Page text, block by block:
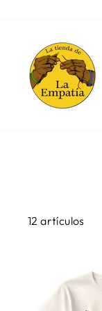
contenido
12 artículos